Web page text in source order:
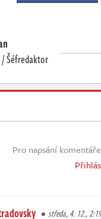
Šéfredaktor
Pro napsání
středa, 4. 12., 2:19